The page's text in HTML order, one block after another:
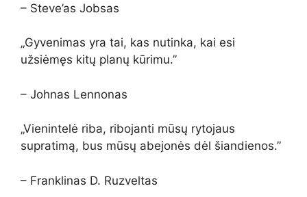
– Steve’as Jobsas
„Gyvenimas yra tai, kas nutinka, kai esi
užsiėmęs kitų planų kūrimu.”
– Johnas Lennonas
„Vienintelė riba, ribojanti mūsų rytojaus
supratimą, bus mūsų abejonės dėl šiandienos.”
– Franklinas D. Ruzveltas